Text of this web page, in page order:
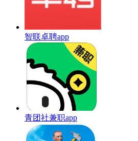
智联卓聘app
青团社兼职app